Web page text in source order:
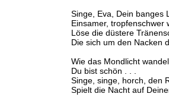
Singe, Eva, Dein banges
Einsamer, tropfenschwer
Löse die düstere
Die sich um den Nacken
Wie das Mondlicht
Du bist schön . . .
Singe, singe, horch, den
Spielt die Nacht auf